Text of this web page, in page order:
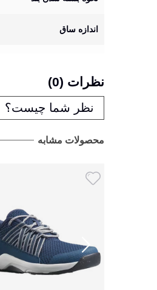
اندازه ساق
نظرات (0)
نظر شما چیست؟
محصولات مشابه